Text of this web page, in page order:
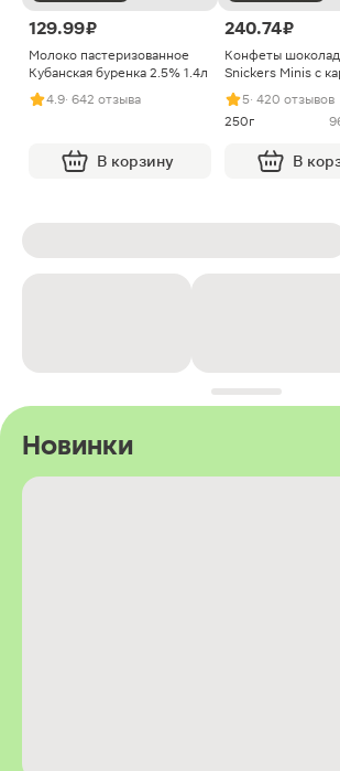
129.99 ₽
Молоко пастеризованное
Кубанская буренка 2.5% 1.4л
4.9· 642 отзыва
В корзину
240.74 ₽
Конфеты
Snickers Minis с
арахисом и нугой
5· 420 отзывов
250г
В
Новинки